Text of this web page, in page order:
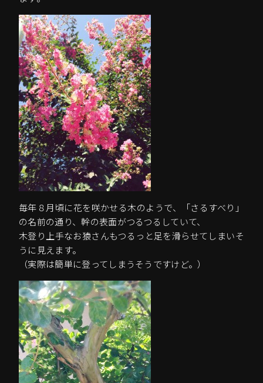
毎年８月頃に花を咲かせる木のようで、「さるすべり」
の名前の通り、幹の表面がつるつるしていて、
木登り上手なお猿さんもつるっと足を滑らせてしまいそ
うに見えます。
（実際は簡単に登ってしまうそうですけど。）